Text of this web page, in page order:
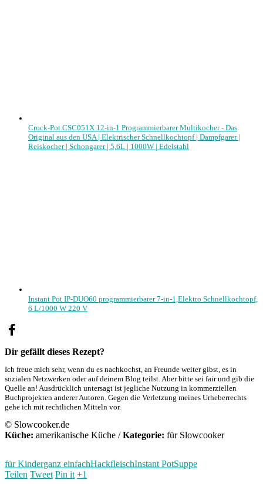
Crock-Pot CSC051X 12-in-1 Programmierbarer Multikocher - Das
Original aus den USA | Elektrischer Schnellkochtopf | Dampfgarer |
Reiskocher | Schongarer | 5,6L | 1000W | Edelstahl
Instant Pot IP-DUO60 programmierbarer 7-in-1,Elektro Schnellkochtopf,
6 L/1000 W 220 V
Dir gefällt dieses Rezept?
Ich freue mich sehr, wenn du es nachkochst, an Freunde weiter gibst, es in
sozialen Netzwerken oder auf deinem Blog teilst. Aber bitte sei fair und gib die
Quelle an! Ausdrücklich untersagt ist jegliche Nutzung in kommerziellen
Buchprojekten anderer Autoren. Gegen die Verletzung meines Urheberrechts
gehe ich mit rechtlichen Mitteln vor.
© Slowcooker.de
Küche: amerikanische Küche / Kategorie: für Slowcooker
für Kinderganz einfachHackfleischInstant PotSuppe
Teilen Tweet Pin it +1